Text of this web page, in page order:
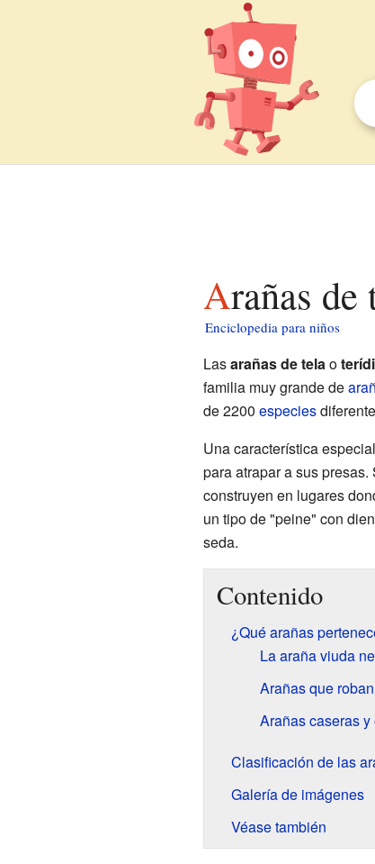
Arañas
Enciclopedia para niños
Lasarañas de telao
familia muy grande de
de 2200 especies
Una característica
para atrapar a sus
construyen en lugares
un tipo de "peine" con
seda.
Contenido
¿Qué arañas
La araña viuda
Arañas que
Arañas caseras
Clasificación de las
Galería de imágenes
Véase también